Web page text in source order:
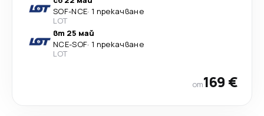
SOF-NCE· 1 прекачване
LOT
вт 25 май
NCE-SOF· 1 прекачване
LOT
от169 €